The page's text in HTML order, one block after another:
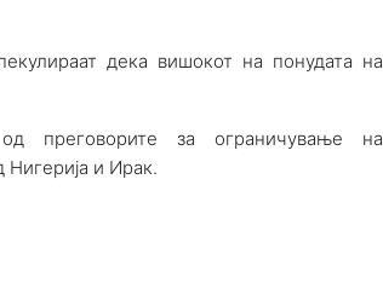
дека вишокот на понудата на
преговорите за ограничување на
Нигерија и Ирак.